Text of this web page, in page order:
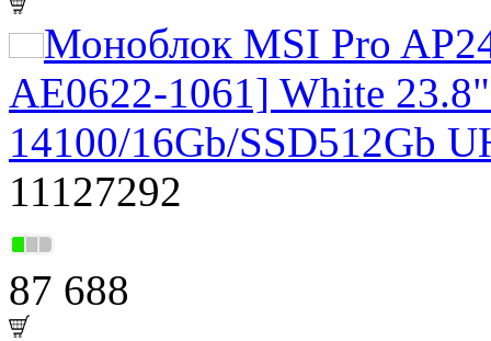
Моноблок MSI Pro
AE0622-1061] White
14100/16Gb/SSD512Gb
11127292
87 688